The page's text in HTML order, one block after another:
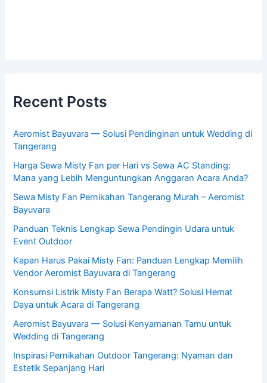
Recent Posts
Aeromist Bayuvara — Solusi Pendinginan untuk Wedding di
Tangerang
Harga Sewa Misty Fan per Hari vs Sewa AC Standing:
Mana yang Lebih Menguntungkan Anggaran Acara Anda?
Sewa Misty Fan Pernikahan Tangerang Murah – Aeromist
Bayuvara
Panduan Teknis Lengkap Sewa Pendingin Udara untuk
Event Outdoor
Kapan Harus Pakai Misty Fan: Panduan Lengkap Memilih
Vendor Aeromist Bayuvara di Tangerang
Konsumsi Listrik Misty Fan Berapa Watt? Solusi Hemat
Daya untuk Acara di Tangerang
Aeromist Bayuvara — Solusi Kenyamanan Tamu untuk
Wedding di Tangerang
Inspirasi Pernikahan Outdoor Tangerang: Nyaman dan
Estetik Sepanjang Hari